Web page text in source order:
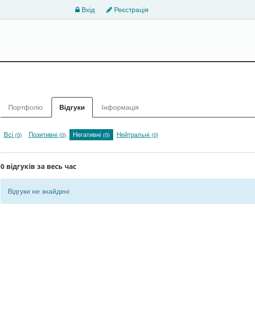
Вхід Реєстрація
Портфоліо Відгуки Інформація
Всі (0) Позитивні (0) Негативні (0) Нейтральні (0)
0 відгуків за весь час
Відгуки не знайдені